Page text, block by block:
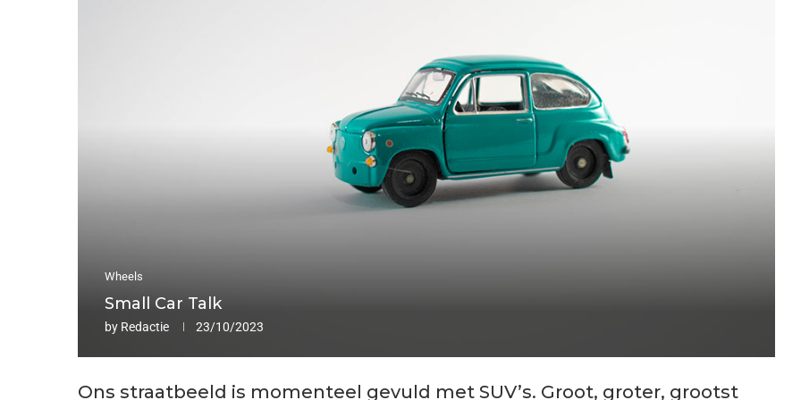
Wheels
Small Car Talk
by Redactie 23/10/2023
Ons straatbeeld is momenteel gevuld met SUV’s. Groot, groter, grootst